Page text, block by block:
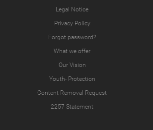
Legal Notice
Privacy Policy
Forgot password?
What we offer
Our Vision
Youth- Protection
Content Removal Request
2257 Statement